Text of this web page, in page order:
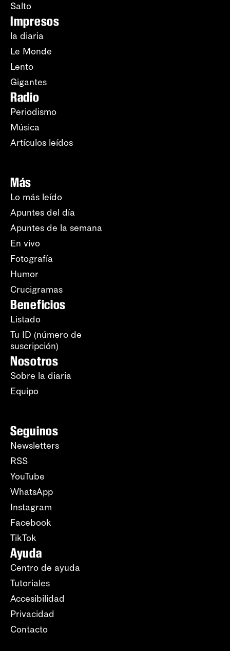
Salto
Impresos
la diaria
Le Monde
Lento
Gigantes
Radio
Periodismo
Música
Artículos leídos
Más
Lo más leído
Apuntes del día
Apuntes de la semana
En vivo
Fotografía
Humor
Crucigramas
Beneficios
Listado
Tu ID (número de
suscripción)
Nosotros
Sobre la diaria
Equipo
Seguinos
Newsletters
RSS
YouTube
WhatsApp
Instagram
Facebook
TikTok
Ayuda
Centro de ayuda
Tutoriales
Accesibilidad
Privacidad
Contacto